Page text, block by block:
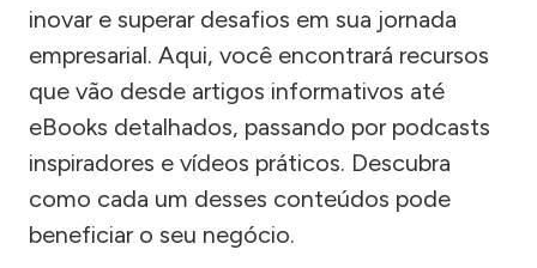
inovar e superar desafios em sua jornada
empresarial. Aqui, você encontrará recursos
que vão desde artigos informativos até
eBooks detalhados, passando por podcasts
inspiradores e vídeos práticos. Descubra
como cada um desses conteúdos pode
beneficiar o seu negócio.